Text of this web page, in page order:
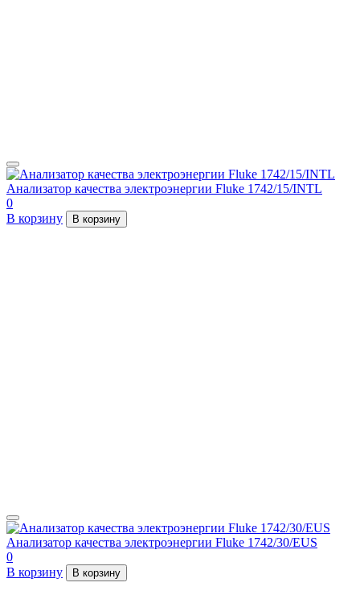
Анализатор качества электроэнергии Fluke 1742/15/INTL
0
В корзину
В корзину
Анализатор качества электроэнергии Fluke 1742/30/EUS
0
В корзину
В корзину